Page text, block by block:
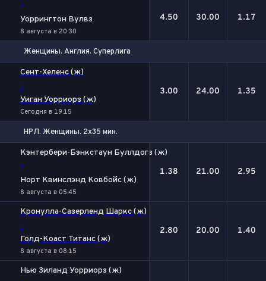
-
Уоррингтон Вулвз
8 августа в 20:30
4.50 30.00 1.17
Женщины. Англия. Суперлига
Сент-Хеленс (ж)
-
Уиган Уорриорз (ж)
Сегодня в 19:15
3.00 24.00 1.35
НРЛ. Женщины. 2х35 мин.
Кэнтербери-Бэнкстаун Буллдогз (ж)
-
Норт Квинслэнд Ковбойс (ж)
8 августа в 05:45
1.38 21.00 2.95
Кронулла-Сазерленд Шаркс (ж)
-
Голд-Коаст Титанс (ж)
8 августа в 08:15
2.80 20.00 1.40
Нью Зиланд Уорриорз (ж)